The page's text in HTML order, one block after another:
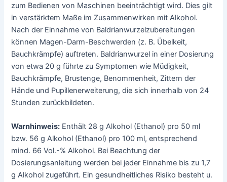
zum Bedienen von Maschinen beeinträchtigt wird. Dies gilt
in verstärktem Maße im Zusammenwirken mit Alkohol.
Nach der Einnahme von Baldrianwurzelzubereitungen
können Magen-Darm-Beschwerden (z. B. Übelkeit,
Bauchkrämpfe) auftreten. Baldrianwurzel in einer Dosierung
von etwa 20 g führte zu Symptomen wie Müdigkeit,
Bauchkrämpfe, Brustenge, Benommenheit, Zittern der
Hände und Pupillenerweiterung, die sich innerhalb von 24
Stunden zurückbildeten.
Warnhinweis: Enthält 28 g Alkohol (Ethanol) pro 50 ml
bzw. 56 g Alkohol (Ethanol) pro 100 ml, entsprechend
mind. 66 Vol.-% Alkohol. Bei Beachtung der
Dosierungsanleitung werden bei jeder Einnahme bis zu 1,7
g Alkohol zugeführt. Ein gesundheitliches Risiko besteht u.